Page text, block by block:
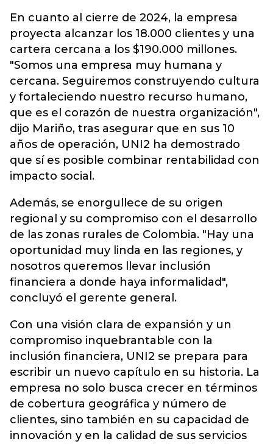
En cuanto al cierre de 2024, la empresa
proyecta alcanzar los 18.000 clientes y una
cartera cercana a los $190.000 millones.
"Somos una empresa muy humana y
cercana. Seguiremos construyendo cultura
y fortaleciendo nuestro recurso humano,
que es el corazón de nuestra organización",
dijo Mariño, tras asegurar que en sus 10
años de operación, UNI2 ha demostrado
que sí es posible combinar rentabilidad con
impacto social.
Además, se enorgullece de su origen
regional y su compromiso con el desarrollo
de las zonas rurales de Colombia. "Hay una
oportunidad muy linda en las regiones, y
nosotros queremos llevar inclusión
financiera a donde haya informalidad",
concluyó el gerente general.
Con una visión clara de expansión y un
compromiso inquebrantable con la
inclusión financiera, UNI2 se prepara para
escribir un nuevo capítulo en su historia. La
empresa no solo busca crecer en términos
de cobertura geográfica y número de
clientes, sino también en su capacidad de
innovación y en la calidad de sus servicios